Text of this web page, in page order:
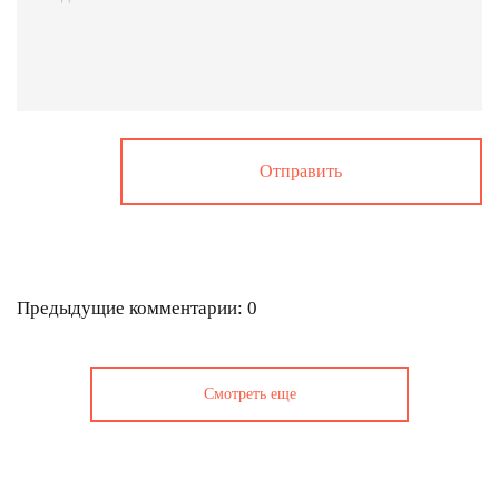
Предыдущие комментарии: 0
Смотреть еще